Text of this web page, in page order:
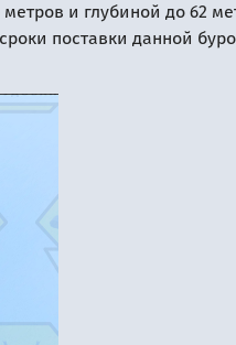
и глубиной до 62
поставки данной